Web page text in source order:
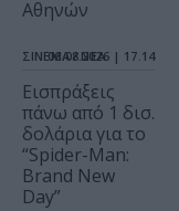
Αθηνών
ΣΙΝΕΜΑ / ΝΕΑ
06.08.2026 | 17.14
Εισπράξεις
πάνω από 1 δισ.
δολάρια για το
“Spider-Man:
Brand New
Day”